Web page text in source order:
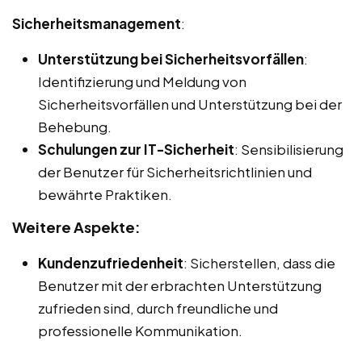
Sicherheitsmanagement:
Unterstützung bei Sicherheitsvorfällen:
Identifizierung und Meldung von
Sicherheitsvorfällen und Unterstützung bei der
Behebung.
Schulungen zur IT-Sicherheit: Sensibilisierung
der Benutzer für Sicherheitsrichtlinien und
bewährte Praktiken.
Weitere Aspekte:
Kundenzufriedenheit: Sicherstellen, dass die
Benutzer mit der erbrachten Unterstützung
zufrieden sind, durch freundliche und
professionelle Kommunikation.